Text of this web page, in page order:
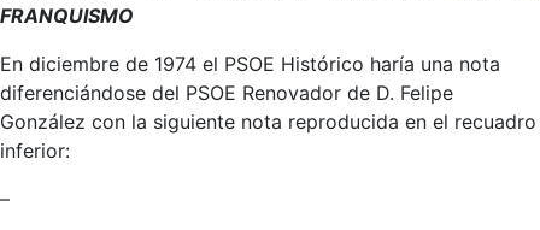
FRANQUISMO
En diciembre de 1974 el PSOE Histórico haría una nota
diferenciándose del PSOE Renovador de D. Felipe
González con la siguiente nota reproducida en el recuadro
inferior:
–